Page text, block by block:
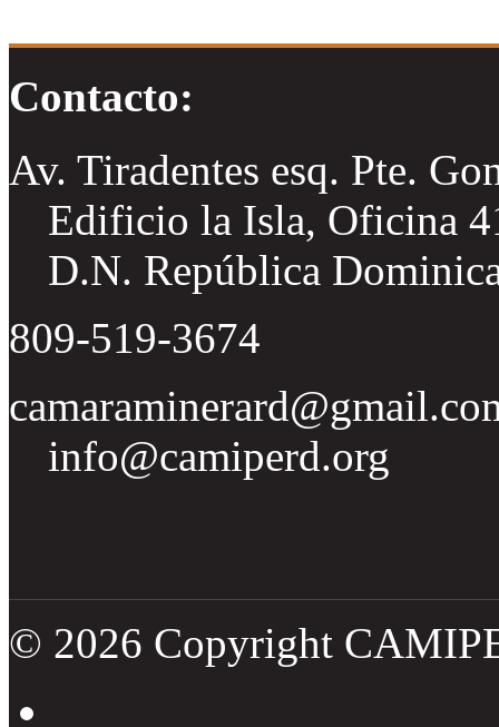
Contacto:
Av. Tiradentes esq. Pte.
Edificio la Isla, Oficina
D.N. República
809-519-3674
info@camiperd.org
© 2026 Copyright